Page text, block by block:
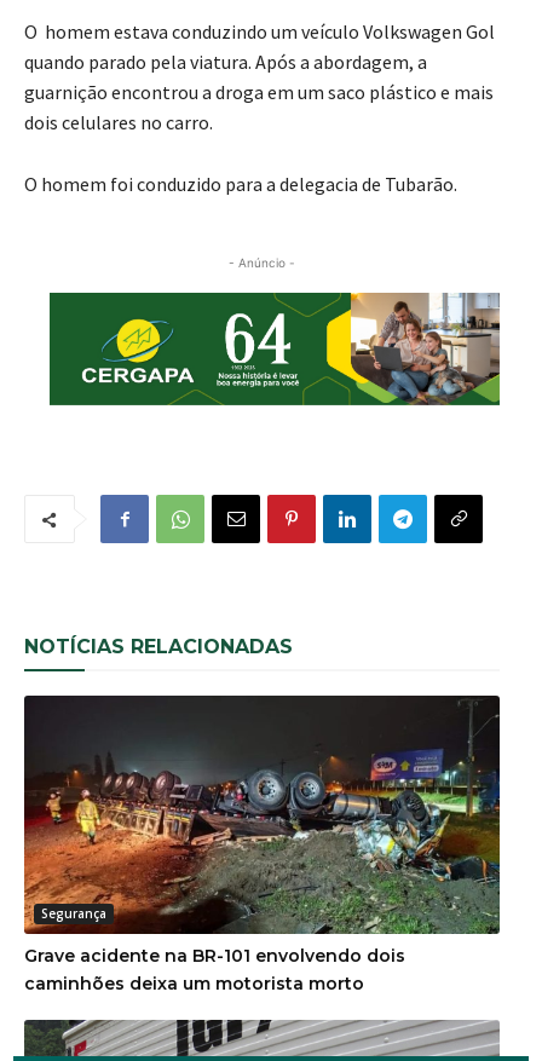
O homem estava conduzindo um veículo Volkswagen Gol
quando parado pela viatura. Após a abordagem, a
guarnição encontrou a droga em um saco plástico e mais
dois celulares no carro.
O homem foi conduzido para a delegacia de Tubarão.
- Anúncio -
NOTÍCIAS RELACIONADAS
Segurança
Grave acidente na BR-101 envolvendo dois
caminhões deixa um motorista morto